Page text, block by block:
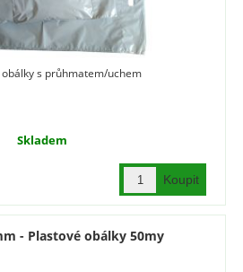
s průhmatem/uchem
Skladem
- Plastové obálky 50my